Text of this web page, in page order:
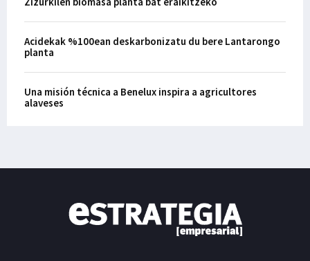
Acidekak %100ean deskarbonizatu du bere Lantarongo
planta
Una misión técnica a Benelux inspira a agricultores
alaveses